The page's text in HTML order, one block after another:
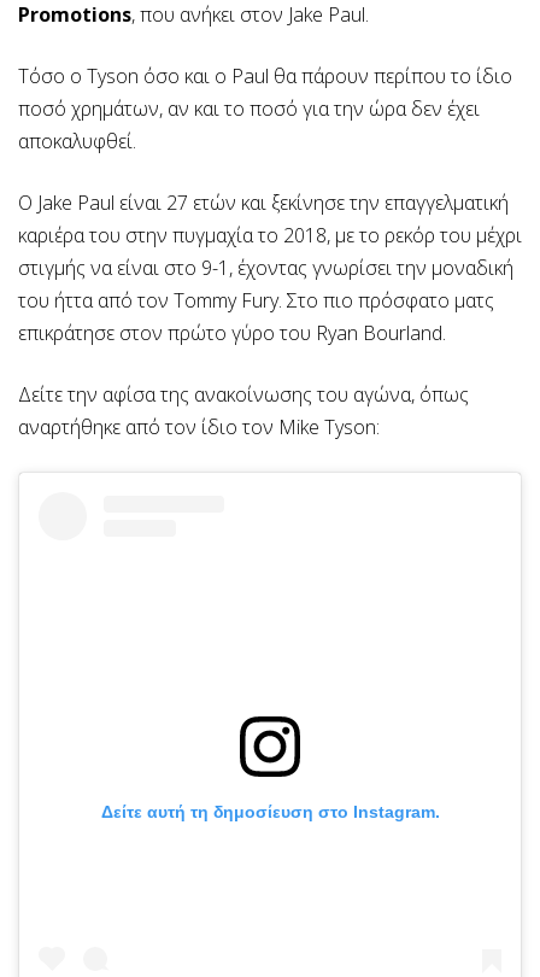
Promotions, που ανήκει στον Jake Paul.
Τόσο ο Tyson όσο και ο Paul θα πάρουν περίπου το ίδιο
ποσό χρημάτων, αν και το ποσό για την ώρα δεν έχει
αποκαλυφθεί.
Ο Jake Paul είναι 27 ετών και ξεκίνησε την επαγγελματική
καριέρα του στην πυγμαχία το 2018, με το ρεκόρ του μέχρι
στιγμής να είναι στο 9-1, έχοντας γνωρίσει την μοναδική
του ήττα από τον Tommy Fury. Στο πιο πρόσφατο ματς
επικράτησε στον πρώτο γύρο του Ryan Bourland.
Δείτε την αφίσα της ανακοίνωσης του αγώνα, όπως
αναρτήθηκε από τον ίδιο τον Mike Tyson:
Δείτε αυτή τη δημοσίευση στο Instagram.